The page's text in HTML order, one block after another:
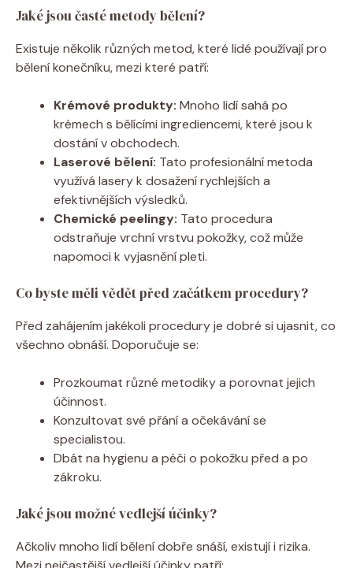
Jaké jsou časté metody bělení?
Existuje několik různých metod, které lidé používají pro
bělení konečníku, mezi které patří:
Krémové produkty: Mnoho lidí sahá po
krémech s bělícími ingrediencemi, které jsou k
dostání v obchodech.
Laserové bělení: Tato profesionální metoda
využívá lasery k dosažení rychlejších a
efektivnějších výsledků.
Chemické peelingy: Tato procedura
odstraňuje vrchní vrstvu pokožky, což může
napomoci k vyjasnění pleti.
Co byste měli vědět před začátkem procedury?
Před zahájením jakékoli procedury je dobré si ujasnit, co
všechno obnáší. Doporučuje se:
Prozkoumat různé metodiky a porovnat jejich
účinnost.
Konzultovat své přání a očekávání se
specialistou.
Dbát na hygienu a péči o pokožku před a po
zákroku.
Jaké jsou možné vedlejší účinky?
Ačkoliv mnoho lidí bělení dobře snáší, existují i rizika.